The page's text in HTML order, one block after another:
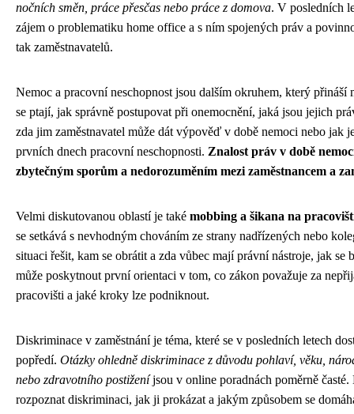
nočních směn, práce přesčas nebo práce z domova. V posledních
zájem o problematiku home office a s ním spojených práv a
tak zaměstnavatelů.
Nemoc a pracovní neschopnost jsou dalším okruhem, který přináší
se ptají, jak správně postupovat při onemocnění, jaká jsou jejich
zda jim zaměstnavatel může dát výpověď v době nemoci nebo jak
prvních dnech pracovní neschopnosti. Znalost práv v době
zbytečným sporům a nedorozuměním mezi zaměstnancem a
Velmi diskutovanou oblastí je také mobbing a šikana na
se setkává s nevhodným chováním ze strany nadřízených nebo
situaci řešit, kam se obrátit a zda vůbec mají právní nástroje, jak se
může poskytnout první orientaci v tom, co zákon považuje za
pracovišti a jaké kroky lze podniknout.
Diskriminace v zaměstnání je téma, které se v posledních letech
popředí. Otázky ohledně diskriminace z důvodu pohlaví, věku,
nebo zdravotního postiženíjsou v online poradnách poměrně
rozpoznat diskriminaci, jak ji prokázat a jakým způsobem se